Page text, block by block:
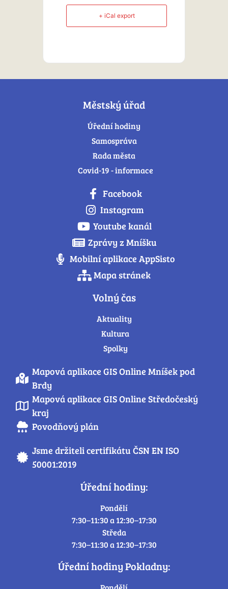
+ iCal export
Městský úřad
Úřední hodiny
Samospráva
Rada města
Covid-19 - informace
Facebook
Instagram
Youtube kanál
Zprávy z Mníšku
Mobilní aplikace AppSisto
Mapa stránek
Volný čas
Aktuality
Kultura
Spolky
Mapová aplikace GIS Online Mníšek pod
Brdy
Mapová aplikace GIS Online Středočeský
kraj
Povodňový plán
Jsme držiteli certifikátu ČSN EN ISO
50001:2019
Úřední hodiny:
Pondělí
7:30–11:30 a 12:30–17:30
Středa
7:30–11:30 a 12:30–17:30
Úřední hodiny Pokladny: